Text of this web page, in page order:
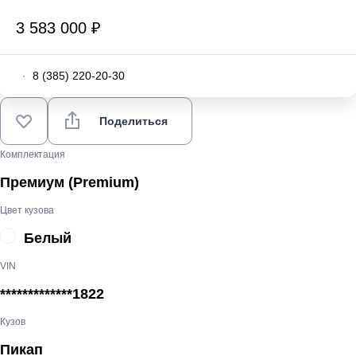
3 583 000 ₽
· 8 (385) 220-20-30
Поделиться
Комплектация
Премиум (Premium)
Цвет кузова
Белый
VIN
*************1822
Кузов
Пикап